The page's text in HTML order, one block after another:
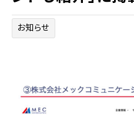
お知らせ